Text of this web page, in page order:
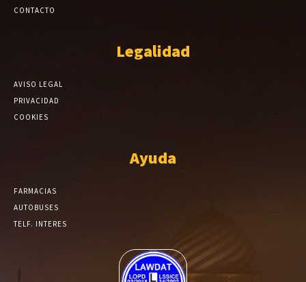
CONTACTO
Legalidad
AVISO LEGAL
PRIVACIDAD
COOKIES
Ayuda
FARMACIAS
AUTOBUSES
TELF. INTERES